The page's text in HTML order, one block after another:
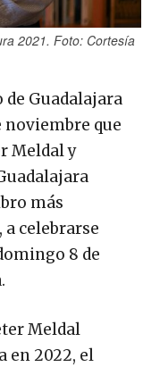
2021. Foto: Cortesía
Guadalajara
noviembre que
Meldal y
más
celebrarse
8 de
Meldal
en 2022, el